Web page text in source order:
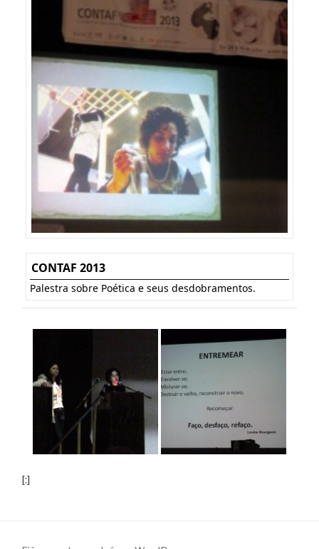
CONTAF 2013
Palestra sobre Poética e seus desdobramentos.
[:]